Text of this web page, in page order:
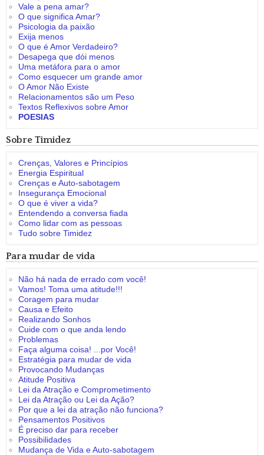
Vale a pena amar?
O que significa Amar?
Psicologia da paixão
Exija menos
O que é Amor Verdadeiro?
Desapega que dói menos
Uma metáfora para o amor
Como esquecer um grande amor
O Amor Não Existe
Relacionamentos são um Peso
Textos Reflexivos sobre Amor
POESIAS
Sobre Timidez
Crenças, Valores e Princípios
Energia Espiritual
Crenças e Auto-sabotagem
Insegurança Emocional
O que é viver a vida?
Entendendo a conversa fiada
Como lidar com as pessoas
Tudo sobre Timidez
Para mudar de vida
Não há nada de errado com você!
Vamos! Toma uma atitude!!!
Coragem para mudar
Causa e Efeito
Realizando Sonhos
Cuide com o que anda lendo
Problemas
Faça alguma coisa! ...por Você!
Estratégia para mudar de vida
Provocando Mudanças
Atitude Positiva
Lei da Atração e Comprometimento
Lei da Atração ou Lei da Ação?
Por que a lei da atração não funciona?
Pensamentos Positivos
É preciso dar para receber
Possibilidades
Mudança de Vida e Auto-sabotagem